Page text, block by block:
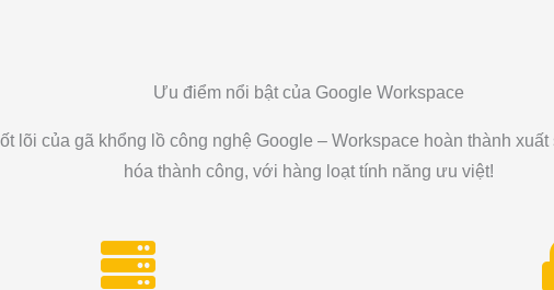
Ưu điểm nổi bật của Google Workspace
lõi của gã khổng lồ công nghệ Google – Workspace hoàn thành
hóa thành công, với hàng loạt tính năng ưu việt!